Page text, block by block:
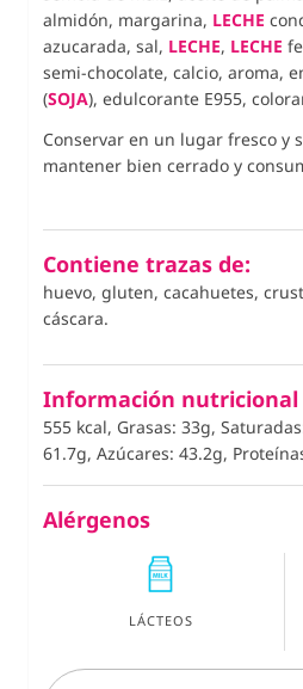
almidón, margarina, LECHE
azucarada, sal, LECHE, LECHE
semi-chocolate, calcio, aroma,
(SOJA), edulcorante E955,
Conservar en un lugar fresco y
mantener bien cerrado y
Contiene trazas de:
huevo, gluten, cacahuetes,
cáscara.
Información nutricional
555 kcal, Grasas: 33g,
61.7g, Azúcares: 43.2g,
Alérgenos
LÁCTEOS